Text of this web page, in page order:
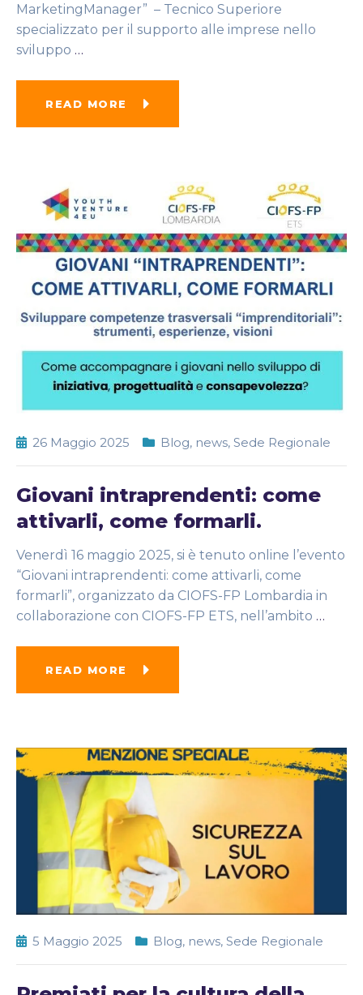
MarketingManager” – Tecnico Superiore
specializzato per il supporto alle imprese nello
sviluppo …
READ MORE
26 Maggio 2025 Blog, news, Sede Regionale
Giovani intraprendenti: come
attivarli, come formarli.
Venerdì 16 maggio 2025, si è tenuto online l’evento
“Giovani intraprendenti: come attivarli, come
formarli”, organizzato da CIOFS-FP Lombardia in
collaborazione con CIOFS-FP ETS, nell’ambito …
READ MORE
5 Maggio 2025 Blog, news, Sede Regionale